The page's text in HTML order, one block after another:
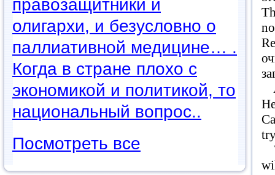
правозащитники и
олигархи, и безусловно о
паллиативной медицине… .
Когда в стране плохо с
экономикой и политикой, то
национальный вопрос..
Посмотреть все